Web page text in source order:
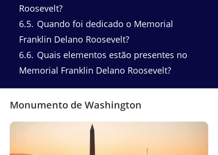
Roosevelt?
6.5 Quando foi dedicado o Memorial
Franklin Delano Roosevelt?
6.6 Quais elementos estão presentes no
Memorial Franklin Delano Roosevelt?
Monumento de Washington